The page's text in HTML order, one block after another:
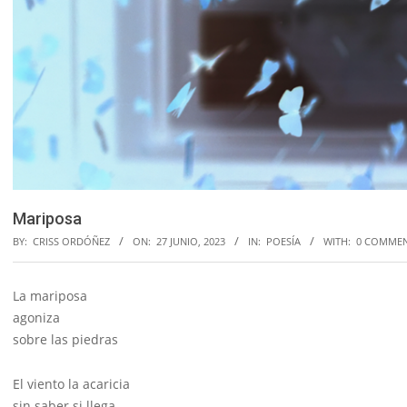
Mariposa
BY: CRISS ORDÓÑEZ ON: 27 JUNIO, 2023 IN: POESÍA WITH: 0
La mariposa
agoniza
sobre las piedras
El viento la acaricia